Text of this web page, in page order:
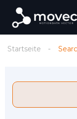
Startseite